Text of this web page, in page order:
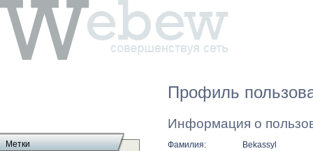
Профиль
Информация о
Фамилия:
Bekassyl
Метки